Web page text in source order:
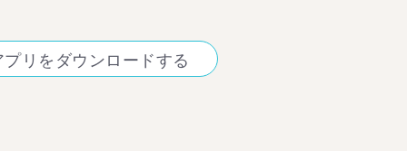
プリをダウンロードする